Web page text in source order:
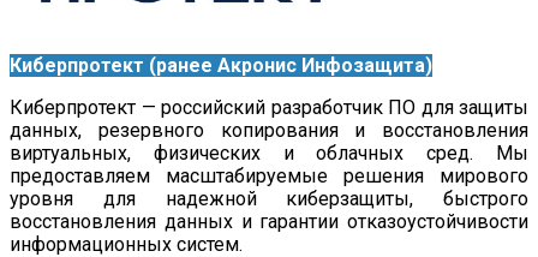
Киберпротект (ранее Акронис Инфозащита)
Киберпротект — российский разработчик ПО для защиты
данных, резервного копирования и восстановления
виртуальных, физических и облачных сред. Мы
предоставляем масштабируемые решения мирового
уровня для надежной киберзащиты, быстрого
восстановления данных и гарантии отказоустойчивости
информационных систем.